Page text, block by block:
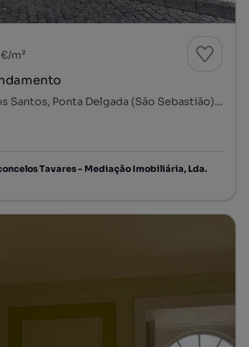
m²
Rua Machado dos Santos, Ponta Delgada (São Sebastião), Ponta Delgada, Ilha de São Miguel
quadrado
Tavares - Mediação Imobiliária, Lda.